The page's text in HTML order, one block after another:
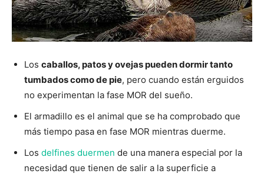
Los caballos, patos y ovejas pueden dormir tanto
tumbados como de pie, pero cuando están erguidos
no experimentan la fase MOR del sueño.
El armadillo es el animal que se ha comprobado que
más tiempo pasa en fase MOR mientras duerme.
Los delfines duermen de una manera especial por la
necesidad que tienen de salir a la superficie a